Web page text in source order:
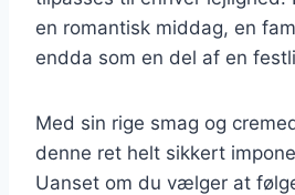
en romantisk middag, en
endda som en del af en
Med sin rige smag og
denne ret helt sikkert
Uanset om du vælger at